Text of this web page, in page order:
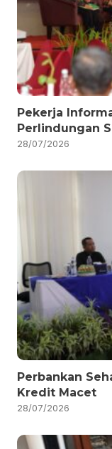
Pekerja
Perlindungan
28/07/2026
Perbankan
Kredit Macet
28/07/2026